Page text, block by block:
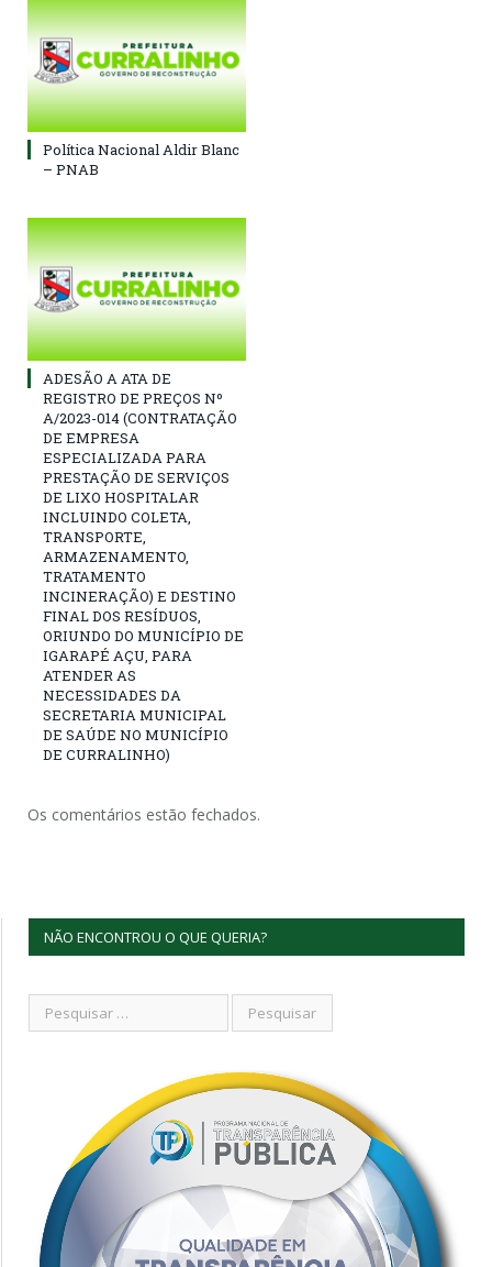
Política Nacional Aldir Blanc
– PNAB
ADESÃO A ATA DE
REGISTRO DE PREÇOS Nº
A/2023-014 (CONTRATAÇÃO
DE EMPRESA
ESPECIALIZADA PARA
PRESTAÇÃO DE SERVIÇOS
DE LIXO HOSPITALAR
INCLUINDO COLETA,
TRANSPORTE,
ARMAZENAMENTO,
TRATAMENTO
INCINERAÇÃO) E DESTINO
FINAL DOS RESÍDUOS,
ORIUNDO DO MUNICÍPIO DE
IGARAPÉ AÇU, PARA
ATENDER AS
NECESSIDADES DA
SECRETARIA MUNICIPAL
DE SAÚDE NO MUNICÍPIO
DE CURRALINHO)
Os comentários estão fechados.
NÃO ENCONTROU O QUE QUERIA?